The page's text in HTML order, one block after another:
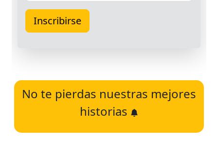
No te pierdas nuestras mejores
historias